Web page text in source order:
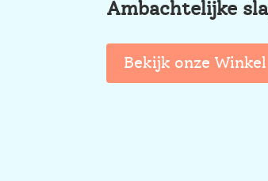
Ambachtelijke
Bekijk onze Winkel